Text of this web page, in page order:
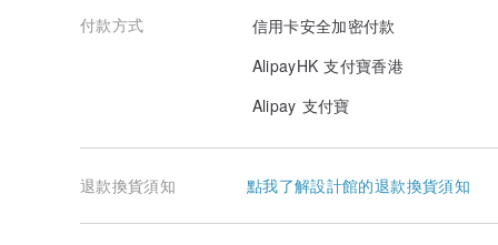
付款方式
信用卡安全加密付款
AlipayHK 支付寶香港
Alipay 支付寶
退款換貨須知 點我了解設計館的退款換貨須知